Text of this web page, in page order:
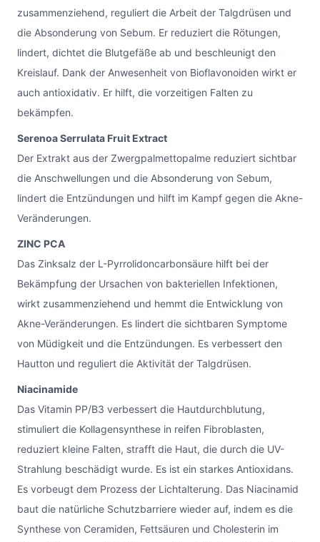
zusammenziehend, reguliert die Arbeit der Talgdrüsen und
die Absonderung von Sebum. Er reduziert die Rötungen,
lindert, dichtet die Blutgefäße ab und beschleunigt den
Kreislauf. Dank der Anwesenheit von Bioflavonoiden wirkt er
auch antioxidativ. Er hilft, die vorzeitigen Falten zu
bekämpfen.
Serenoa Serrulata Fruit Extract
Der Extrakt aus der Zwergpalmettopalme reduziert sichtbar
die Anschwellungen und die Absonderung von Sebum,
lindert die Entzündungen und hilft im Kampf gegen die Akne-
Veränderungen.
ZINC PCA
Das Zinksalz der L-Pyrrolidoncarbonsäure hilft bei der
Bekämpfung der Ursachen von bakteriellen Infektionen,
wirkt zusammenziehend und hemmt die Entwicklung von
Akne-Veränderungen. Es lindert die sichtbaren Symptome
von Müdigkeit und die Entzündungen. Es verbessert den
Hautton und reguliert die Aktivität der Talgdrüsen.
Niacinamide
Das Vitamin PP/B3 verbessert die Hautdurchblutung,
stimuliert die Kollagensynthese in reifen Fibroblasten,
reduziert kleine Falten, strafft die Haut, die durch die UV-
Strahlung beschädigt wurde. Es ist ein starkes Antioxidans.
Es vorbeugt dem Prozess der Lichtalterung. Das Niacinamid
baut die natürliche Schutzbarriere wieder auf, indem es die
Synthese von Ceramiden, Fettsäuren und Cholesterin im